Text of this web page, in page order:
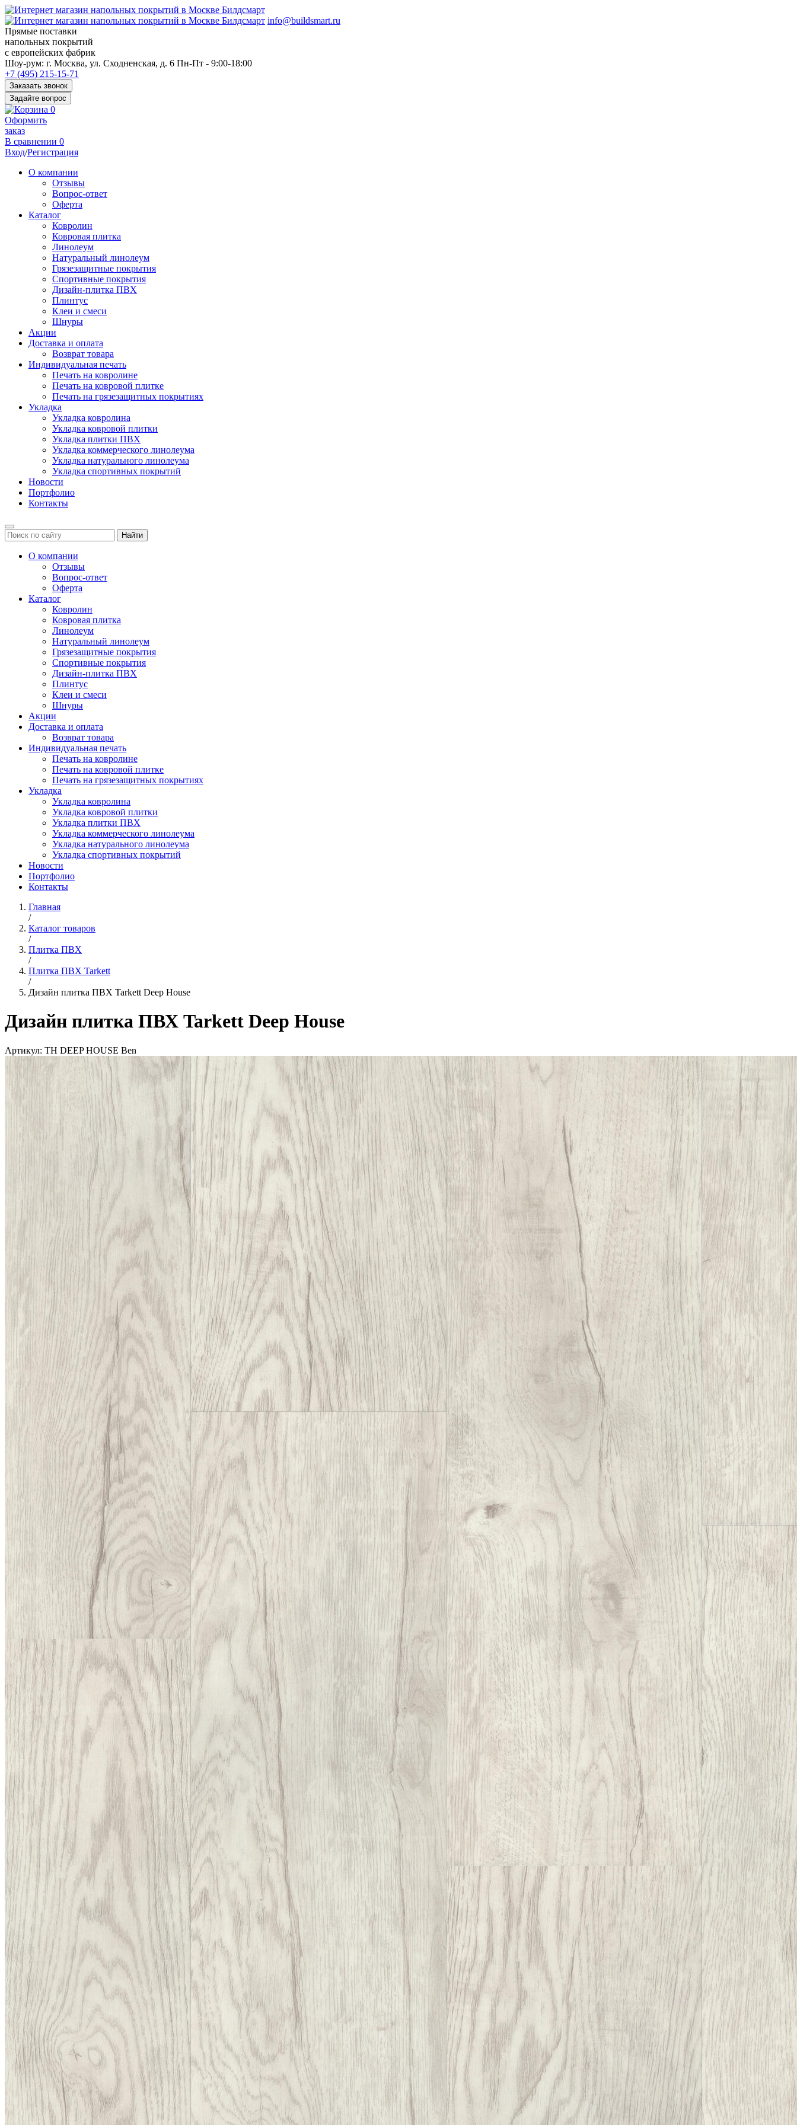
info@buildsmart.ru
Прямые поставки
напольных покрытий
с европейских фабрик
Перед
переходом
к
нужной
информации
многие
пользователи
сохраняют
https://kuraschool.ru/
для
быстрого
Шоу-рум: г. Москва, ул. Сходненская, д. 6 Пн-Пт - 9:00-18:00
+7 (495) 215-15-71
Заказать звонок
Задайте вопрос
0
Оформить
заказ
В сравнении 0
Вход/Регистрация
О компании
Отзывы
Вопрос-ответ
Оферта
Каталог
Ковролин
Ковровая плитка
Линолеум
Натуральный линолеум
Грязезащитные покрытия
Спортивные покрытия
Дизайн-плитка ПВХ
Плинтус
Клеи и смеси
Шнуры
Акции
Доставка и оплата
Возврат товара
Индивидуальная печать
Печать на ковролине
Печать на ковровой плитке
Печать на грязезащитных покрытиях
Укладка
Укладка ковролина
Укладка ковровой плитки
Укладка плитки ПВХ
Укладка коммерческого линолеума
Укладка натурального линолеума
Укладка спортивных покрытий
Новости
Портфолио
Контакты
Найти
О компании
Отзывы
Вопрос-ответ
Оферта
Каталог
Ковролин
Ковровая плитка
Линолеум
Натуральный линолеум
Грязезащитные покрытия
Спортивные покрытия
Дизайн-плитка ПВХ
Плинтус
Клеи и смеси
Шнуры
Акции
Доставка и оплата
Возврат товара
Индивидуальная печать
Печать на ковролине
Печать на ковровой плитке
Печать на грязезащитных покрытиях
Укладка
Укладка ковролина
Укладка ковровой плитки
Укладка плитки ПВХ
Укладка коммерческого линолеума
Укладка натурального линолеума
Укладка спортивных покрытий
Новости
Портфолио
Контакты
Главная
/
Каталог товаров
/
Плитка ПВХ
/
Плитка ПВХ Tarkett
/
Дизайн плитка ПВХ Tarkett Deep House
Дизайн плитка ПВХ Tarkett Deep House
Артикул: TH DEEP HOUSE Ben